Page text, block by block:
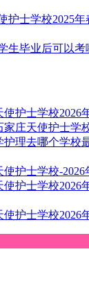
护士学校2025
生毕业后可以考
使护士学校2026
家庄天使护士学
护理去哪个学校
使护士学校-
使护士学校2026
使护士学校2026